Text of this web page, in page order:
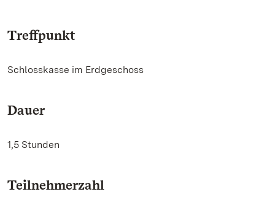
Treffpunkt
Schlosskasse im Erdgeschoss
Dauer
1,5 Stunden
Teilnehmerzahl